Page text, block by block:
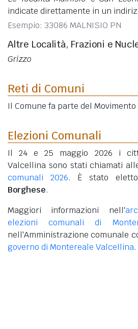
indicate direttamente in un
Esempio: 33086 MALNISIO PN
Altre Località, Frazioni e
Grizzo
Reti di Comuni
Il Comune fa parte del Movimento
Elezioni Comunali
Il 24 e 25 maggio 2026 i
Valcellina sono stati chiamati
comunali 2026. È stato
Borghese.
Maggiori informazioni nell'
elezioni comunali di
nell'Amministrazione comunale
governo di Montereale Valcellina.